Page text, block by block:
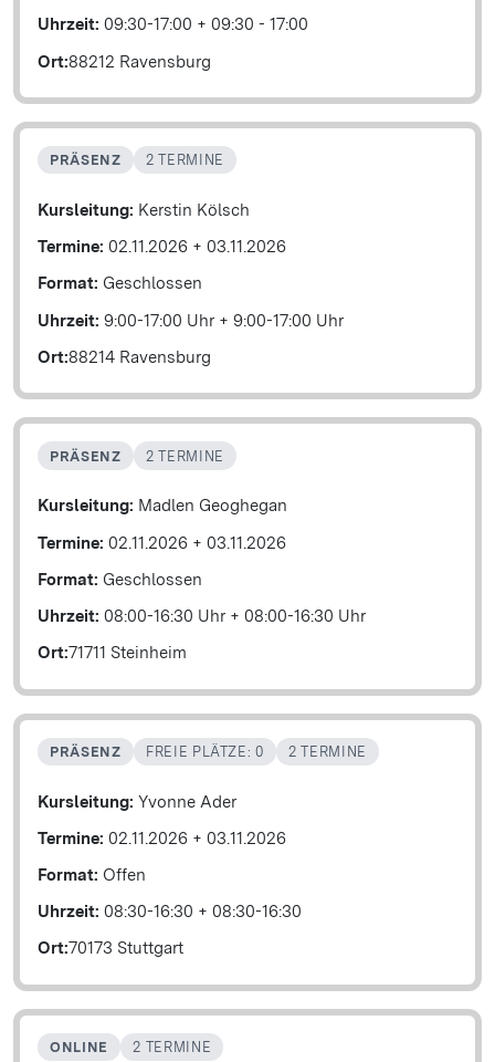
Uhrzeit: 09:30-17:00 + 09:30 - 17:00
Ort:88212 Ravensburg
PRÄSENZ 2 TERMINE
Kursleitung: Kerstin Kölsch
Termine: 02.11.2026 + 03.11.2026
Format: Geschlossen
Uhrzeit: 9:00-17:00 Uhr + 9:00-17:00 Uhr
Ort:88214 Ravensburg
PRÄSENZ 2 TERMINE
Kursleitung: Madlen Geoghegan
Termine: 02.11.2026 + 03.11.2026
Format: Geschlossen
Uhrzeit: 08:00-16:30 Uhr + 08:00-16:30 Uhr
Ort:71711 Steinheim
PRÄSENZ FREIE PLÄTZE: 0 2 TERMINE
Kursleitung: Yvonne Ader
Termine: 02.11.2026 + 03.11.2026
Format: Offen
Uhrzeit: 08:30-16:30 + 08:30-16:30
Ort:70173 Stuttgart
ONLINE 2 TERMINE